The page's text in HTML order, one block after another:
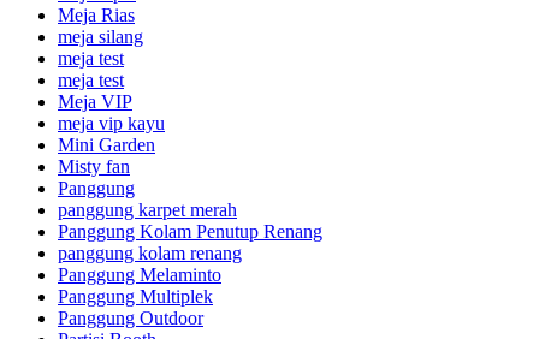
Meja Rias
meja silang
meja test
meja test
Meja VIP
meja vip kayu
Mini Garden
Misty fan
Panggung
panggung karpet merah
Panggung Kolam Penutup Renang
panggung kolam renang
Panggung Melaminto
Panggung Multiplek
Panggung Outdoor